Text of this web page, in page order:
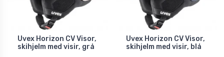
Uvex Horizon CV Visor,
skihjelm med visir, grå
Uvex Horizon CV Visor,
skihjelm med visir, blå